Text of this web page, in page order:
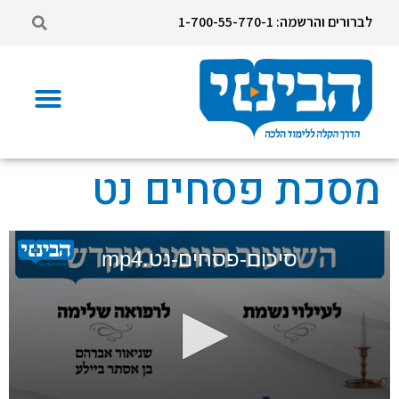
לברורים והרשמה: 1-700-55-770-1
מסכת פסחים נט
סיכום-פסחים-נט.mp4